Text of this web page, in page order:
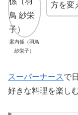
案内係（羽鳥
紗栄子）
方を変
スーパーナースで
好きな料理を楽し